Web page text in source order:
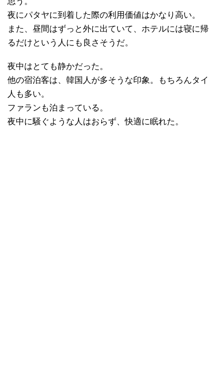
夜にパタヤに到着した際の利用価値はかなり高い。
また、昼間はずっと外に出ていて、ホテルには寝に帰
るだけという人にも良さそうだ。
夜中はとても静かだった。
他の宿泊客は、韓国人が多そうな印象。もちろんタイ
人も多い。
ファランも泊まっている。
夜中に騒ぐような人はおらず、快適に眠れた。